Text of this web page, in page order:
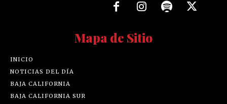
Mapa de Sitio
INICIO
NOTICIAS DEL DÍA
BAJA CALIFORNIA
BAJA CALIFORNIA SUR